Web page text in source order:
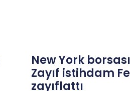
New York
Zayıf istihdam
zayıflattı